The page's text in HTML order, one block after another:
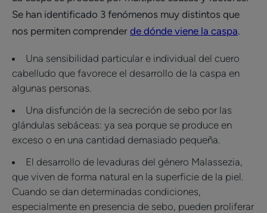
Se han identificado 3 fenómenos muy distintos que
nos permiten comprender de dónde viene la caspa.
Una sensibilidad particular e individual del cuero
cabelludo que favorece el desarrollo de la caspa en
algunas personas.
Una disfunción de la secreción de sebo por las
glándulas sebáceas: ya sea porque se produce en
exceso o en una cantidad demasiado pequeña.
El desarrollo de levaduras del género Malassezia,
que viven de forma natural en la superficie de la piel.
Cuando se dan determinadas condiciones,
especialmente en presencia de sebo, pueden proliferar